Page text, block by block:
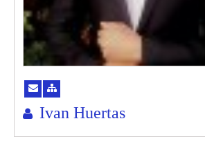
Ivan Huertas